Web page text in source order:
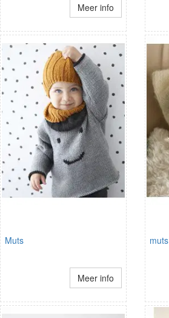
Meer info
Muts
Meer info